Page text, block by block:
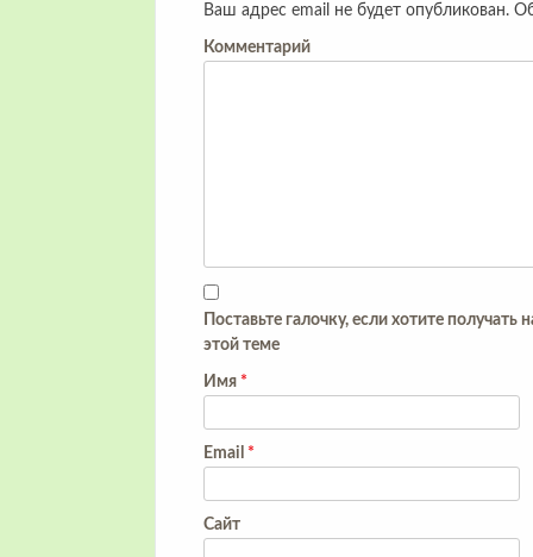
Ваш адрес email не будет опубликован.
Комментарий
Поставьте галочку, если хотите
этой теме
Имя *
Email *
Сайт